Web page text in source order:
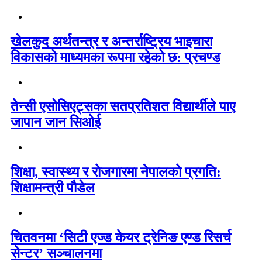
खेलकुद अर्थतन्त्र र अन्तर्राष्ट्रिय भाइचारा
विकासको माध्यमका रूपमा रहेको छ: प्रचण्ड
तेन्सी एसोसिएट्सका सतप्रतिशत विद्यार्थीले पाए
जापान जान सिओई
शिक्षा, स्वास्थ्य र रोजगारमा नेपालको प्रगति:
शिक्षामन्त्री पौडेल
चितवनमा ‘सिटी एज्ड केयर ट्रेनिङ एण्ड रिसर्च
सेन्टर’ सञ्चालनमा